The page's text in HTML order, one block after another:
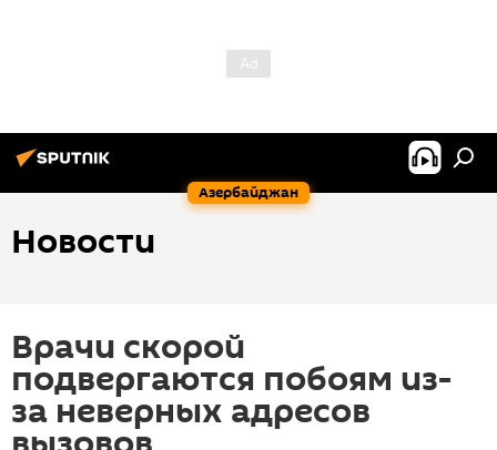
Азербайджан
Новости
Врачи скорой
подвергаются побоям из-
за неверных адресов